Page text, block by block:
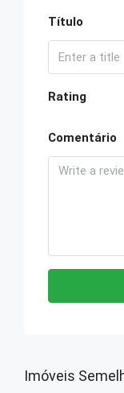
Título
Rating
Comentário
Imóveis